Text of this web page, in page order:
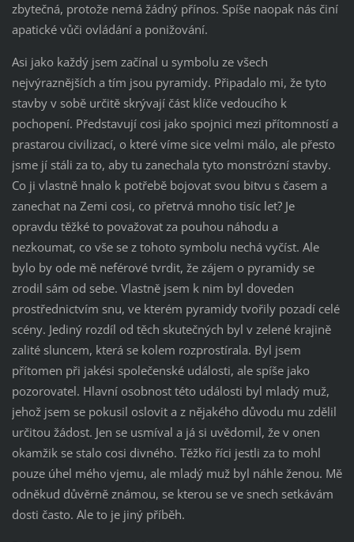
zbytečná, protože nemá žádný přínos. Spíše naopak nás činí
apatické vůči ovládání a ponižování.
Asi jako každý jsem začínal u symbolu ze všech
nejvýraznějších a tím jsou pyramidy. Připadalo mi, že tyto
stavby v sobě určitě skrývají část klíče vedoucího k
pochopení. Představují cosi jako spojnici mezi přítomností a
prastarou civilizací, o které víme sice velmi málo, ale přesto
jsme jí stáli za to, aby tu zanechala tyto monstrózní stavby.
Co ji vlastně hnalo k potřebě bojovat svou bitvu s časem a
zanechat na Zemi cosi, co přetrvá mnoho tisíc let? Je
opravdu těžké to považovat za pouhou náhodu a
nezkoumat, co vše se z tohoto symbolu nechá vyčíst. Ale
bylo by ode mě neférové tvrdit, že zájem o pyramidy se
zrodil sám od sebe. Vlastně jsem k nim byl doveden
prostřednictvím snu, ve kterém pyramidy tvořily pozadí celé
scény. Jediný rozdíl od těch skutečných byl v zelené krajině
zalité sluncem, která se kolem rozprostírala. Byl jsem
přítomen při jakési společenské události, ale spíše jako
pozorovatel. Hlavní osobnost této události byl mladý muž,
jehož jsem se pokusil oslovit a z nějakého důvodu mu zdělil
určitou žádost. Jen se usmíval a já si uvědomil, že v onen
okamžik se stalo cosi divného. Těžko říci jestli za to mohl
pouze úhel mého vjemu, ale mladý muž byl náhle ženou. Mě
odněkud důvěrně známou, se kterou se ve snech setkávám
dosti často. Ale to je jiný příběh.